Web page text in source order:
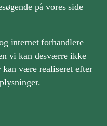
på vores side
internet forhandlere
vi kan desværre ikke
kan være realiseret efter